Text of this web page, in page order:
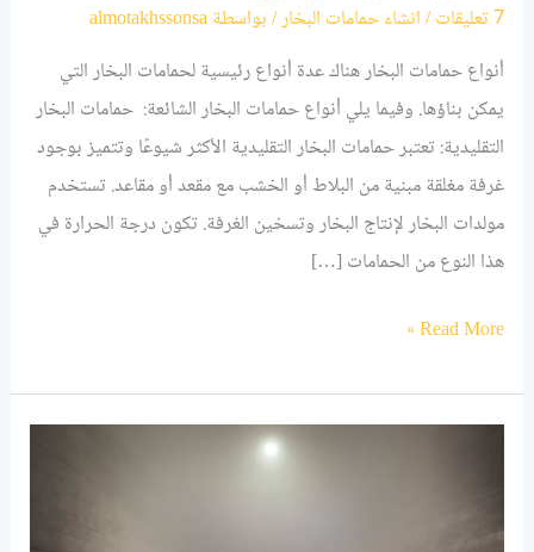
7 تعليقات /انشاء حمامات البخار/ بواسطةalmotakhssonsa
أنواع حمامات البخار هناك عدة أنواع رئيسية لحمامات البخار التي
يمكن بناؤها. وفيما يلي أنواع حمامات البخار الشائعة: حمامات البخار
التقليدية: تعتبر حمامات البخار التقليدية الأكثر شيوعًا وتتميز بوجود
غرفة مغلقة مبنية من البلاط أو الخشب مع مقعد أو مقاعد. تستخدم
مولدات البخار لإنتاج البخار وتسخين الغرفة. تكون درجة الحرارة في
هذا النوع من الحمامات […]
Read More »